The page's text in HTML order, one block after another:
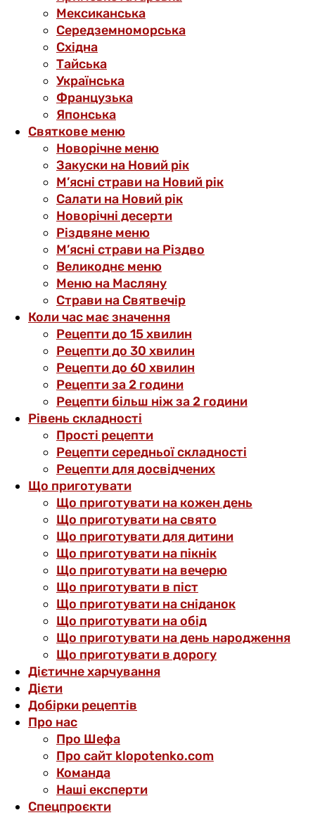
Мексиканська
Середземноморська
Східна
Тайська
Українська
Французька
Японська
Святкове меню
Новорічне меню
Закуски на Новий рік
М’ясні страви на Новий рік
Салати на Новий рік
Новорічні десерти
Різдвяне меню
М’ясні страви на Різдво
Великоднє меню
Меню на Масляну
Страви на Святвечір
Коли час має значення
Рецепти до 15 хвилин
Рецепти до 30 хвилин
Рецепти до 60 хвилин
Рецепти за 2 години
Рецепти більш ніж за 2 години
Рівень складності
Прості рецепти
Рецепти середньої складності
Рецепти для досвідчених
Що приготувати
Що приготувати на кожен день
Що приготувати на свято
Що приготувати для дитини
Що приготувати на пікнік
Що приготувати на вечерю
Що приготувати в піст
Що приготувати на сніданок
Що приготувати на обід
Що приготувати на день народження
Що приготувати в дорогу
Дієтичне харчування
Дієти
Добірки рецептів
Про нас
Про Шефа
Про сайт klopotenko.com
Команда
Наші експерти
Спецпроєкти